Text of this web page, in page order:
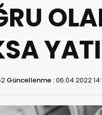
Güncellenme :06.04.2022